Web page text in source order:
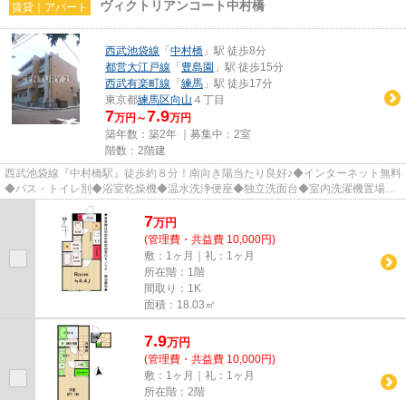
賃貸｜アパート ヴィクトリアンコート中村橋
西武池袋線 「 中村橋 」駅 徒歩8分
都営大江戸線 「 豊島園 」駅 徒歩15分
西武有楽町線 「 練馬 」駅 徒歩17分
東京都練馬区向山 ４丁目
7万円～7.9万円
築年数：築2年 ｜募集中： 2室
階数：2階建
西武池袋線『中村橋駅』徒歩約８分！南向き陽当たり良好♪◆インターネット無料
◆バス・トイレ別◆浴室乾燥機◆温水洗浄便座◆独立洗面台◆室内洗濯機置場◆
室内物干◆2口ＩＨクッキングヒータ...
7万円
(管理費・共益費 10,000円)
敷：1ヶ月｜礼：1ヶ月
所在階：1階
間取り：1K
面積：18.03㎡
7.9万円
(管理費・共益費 10,000円)
敷：1ヶ月｜礼：1ヶ月
所在階：2階